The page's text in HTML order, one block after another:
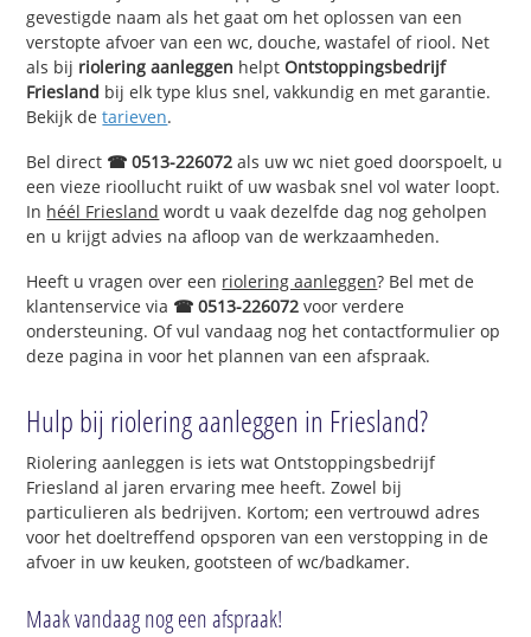
gevestigde naam als het gaat om het oplossen van een
verstopte afvoer van een wc, douche, wastafel of riool. Net
als bij riolering aanleggen helptOntstoppingsbedrijf
Friesland bij elk type klus snel, vakkundig en met garantie.
Bekijk detarieven.
Bel direct ☎ 0513-226072 als uw wc niet goed doorspoelt, u
een vieze rioollucht ruikt of uw wasbak snel vol water loopt.
In héél Friesland wordt u vaak dezelfde dag nog geholpen
en u krijgt advies na afloop van de werkzaamheden.
Heeft u vragen over een riolering aanleggen? Bel met de
klantenservice via ☎ 0513-226072 voor verdere
ondersteuning. Of vul vandaag nog het contactformulier op
deze pagina in voor het plannen van een afspraak.
Hulp bij riolering aanleggen in Friesland?
Riolering aanleggen is iets wat Ontstoppingsbedrijf
Friesland al jaren ervaring mee heeft. Zowel bij
particulieren als bedrijven. Kortom; een vertrouwd adres
voor het doeltreffend opsporen van een verstopping in de
afvoer in uw keuken, gootsteen of wc/badkamer.
Maak vandaag nog een afspraak!